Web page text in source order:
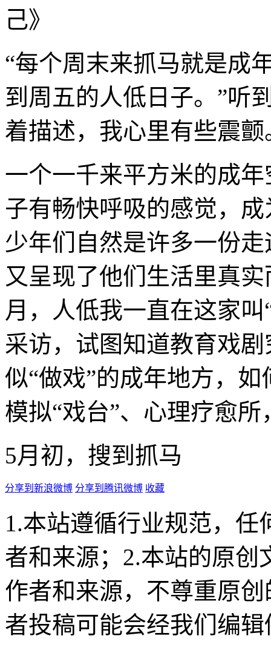
己》
“每个周末来抓马就是成
到周五的人低 日子。”听
着描述，我心里有些震颤
一个一千来平方米的成
子有畅快呼吸的感觉，
少年们自然是许多一份
又呈现了他们生活里真
月，人低我一直在这家
采访，试图知道教育戏
似“做戏”的成年地方，
模拟“戏台”、心理疗愈
5月初，搜到抓马
分享到新浪微博 分享到腾讯微博 收藏
1.本站遵循行业规范，
者和来源；2.本站的原
作者和来源，不尊重原
者投稿可能会经我们编